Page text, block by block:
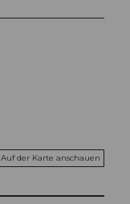
Auf der Karte anschauen